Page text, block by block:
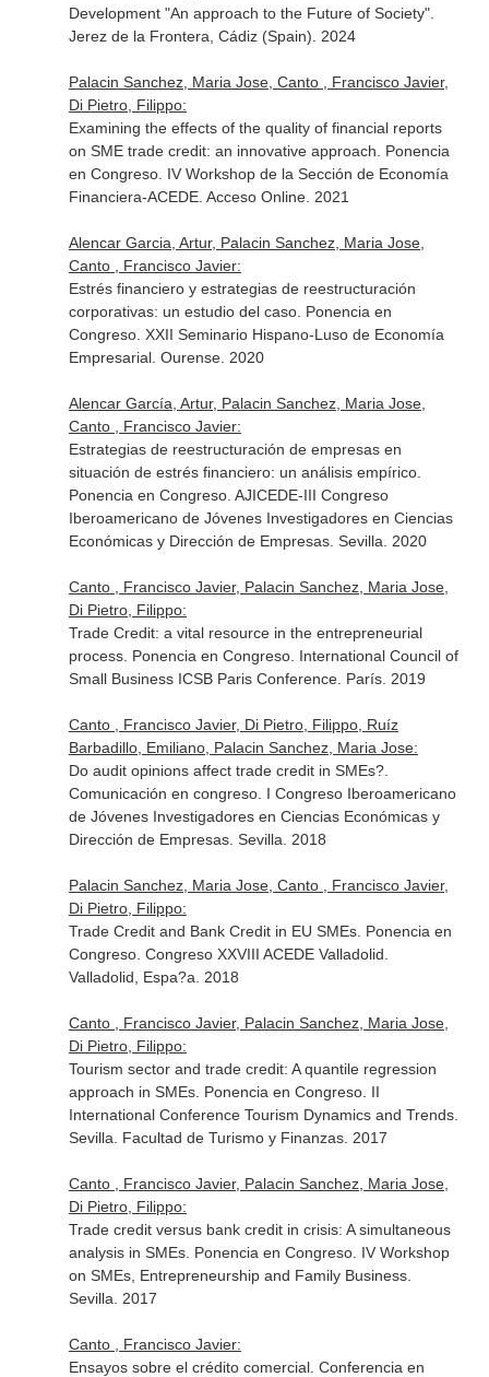
Development "An approach to the Future of Society".
Jerez de la Frontera, Cádiz (Spain). 2024
Palacin Sanchez, Maria Jose, Canto , Francisco Javier,
Di Pietro, Filippo:
Examining the effects of the quality of financial reports
on SME trade credit: an innovative approach. Ponencia
en Congreso. IV Workshop de la Sección de Economía
Financiera-ACEDE. Acceso Online. 2021
Alencar Garcia, Artur, Palacin Sanchez, Maria Jose,
Canto , Francisco Javier:
Estrés financiero y estrategias de reestructuración
corporativas: un estudio del caso. Ponencia en
Congreso. XXII Seminario Hispano-Luso de Economía
Empresarial. Ourense. 2020
Alencar García, Artur, Palacin Sanchez, Maria Jose,
Canto , Francisco Javier:
Estrategias de reestructuración de empresas en
situación de estrés financiero: un análisis empírico.
Ponencia en Congreso. AJICEDE-III Congreso
Iberoamericano de Jóvenes Investigadores en Ciencias
Económicas y Dirección de Empresas. Sevilla. 2020
Canto , Francisco Javier, Palacin Sanchez, Maria Jose,
Di Pietro, Filippo:
Trade Credit: a vital resource in the entrepreneurial
process. Ponencia en Congreso. International Council of
Small Business ICSB Paris Conference. París. 2019
Canto , Francisco Javier, Di Pietro, Filippo, Ruíz
Barbadillo, Emiliano, Palacin Sanchez, Maria Jose:
Do audit opinions affect trade credit in SMEs?.
Comunicación en congreso. I Congreso Iberoamericano
de Jóvenes Investigadores en Ciencias Económicas y
Dirección de Empresas. Sevilla. 2018
Palacin Sanchez, Maria Jose, Canto , Francisco Javier,
Di Pietro, Filippo:
Trade Credit and Bank Credit in EU SMEs. Ponencia en
Congreso. Congreso XXVIII ACEDE Valladolid.
Valladolid, Espa?a. 2018
Canto , Francisco Javier, Palacin Sanchez, Maria Jose,
Di Pietro, Filippo:
Tourism sector and trade credit: A quantile regression
approach in SMEs. Ponencia en Congreso. II
International Conference Tourism Dynamics and Trends.
Sevilla. Facultad de Turismo y Finanzas. 2017
Canto , Francisco Javier, Palacin Sanchez, Maria Jose,
Di Pietro, Filippo:
Trade credit versus bank credit in crisis: A simultaneous
analysis in SMEs. Ponencia en Congreso. IV Workshop
on SMEs, Entrepreneurship and Family Business.
Sevilla. 2017
Canto , Francisco Javier:
Ensayos sobre el crédito comercial. Conferencia en